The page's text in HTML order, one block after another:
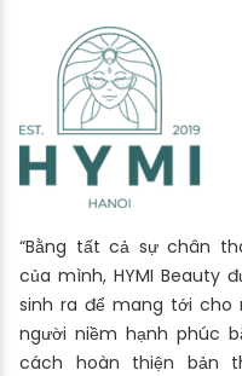
“Bằng tất cả sự chân
của mình, HYMI Beauty
sinh ra để mang tới cho
người niềm hạnh phúc
cách hoàn thiện bản